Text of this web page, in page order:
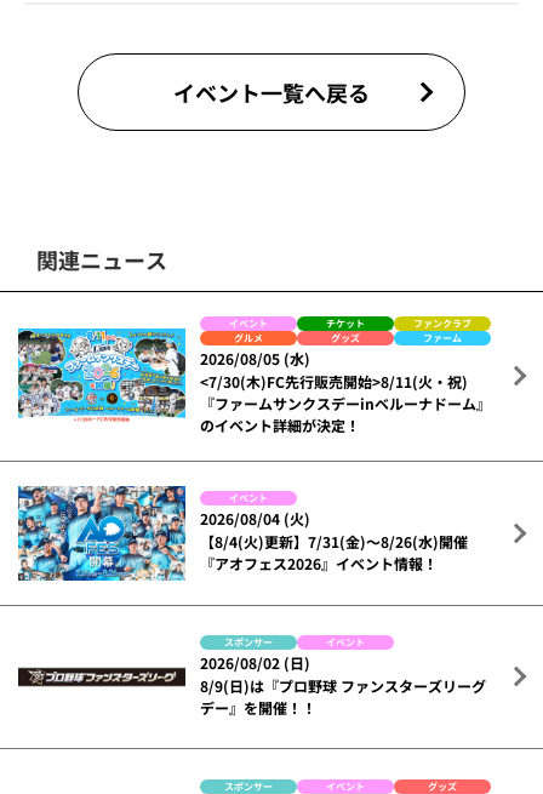
イベント一覧へ戻る
関連ニュース
イベント チケット
ファンクラブ
グルメ
グッズ ファーム
2026/08/05 (水)
<7/30(木)FC先行販売開始>8/11(火・祝)
『ファームサンクスデーinベルーナドーム』
のイベント詳細が決定！
イベント
2026/08/04 (火)
【8/4(火)更新】7/31(金)～8/26(水)開催
『アオフェス2026』イベント情報！
スポンサー イベント
2026/08/02 (日)
8/9(日)は『プロ野球 ファンスターズリーグ
デー』を開催！！
スポンサー イベント グッズ